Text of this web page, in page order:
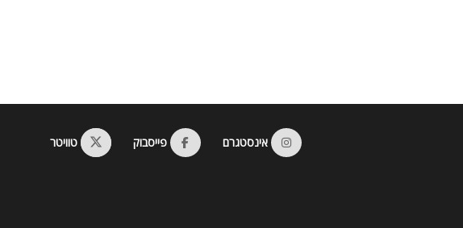
אינסטגרם פייסבוק טוויטר